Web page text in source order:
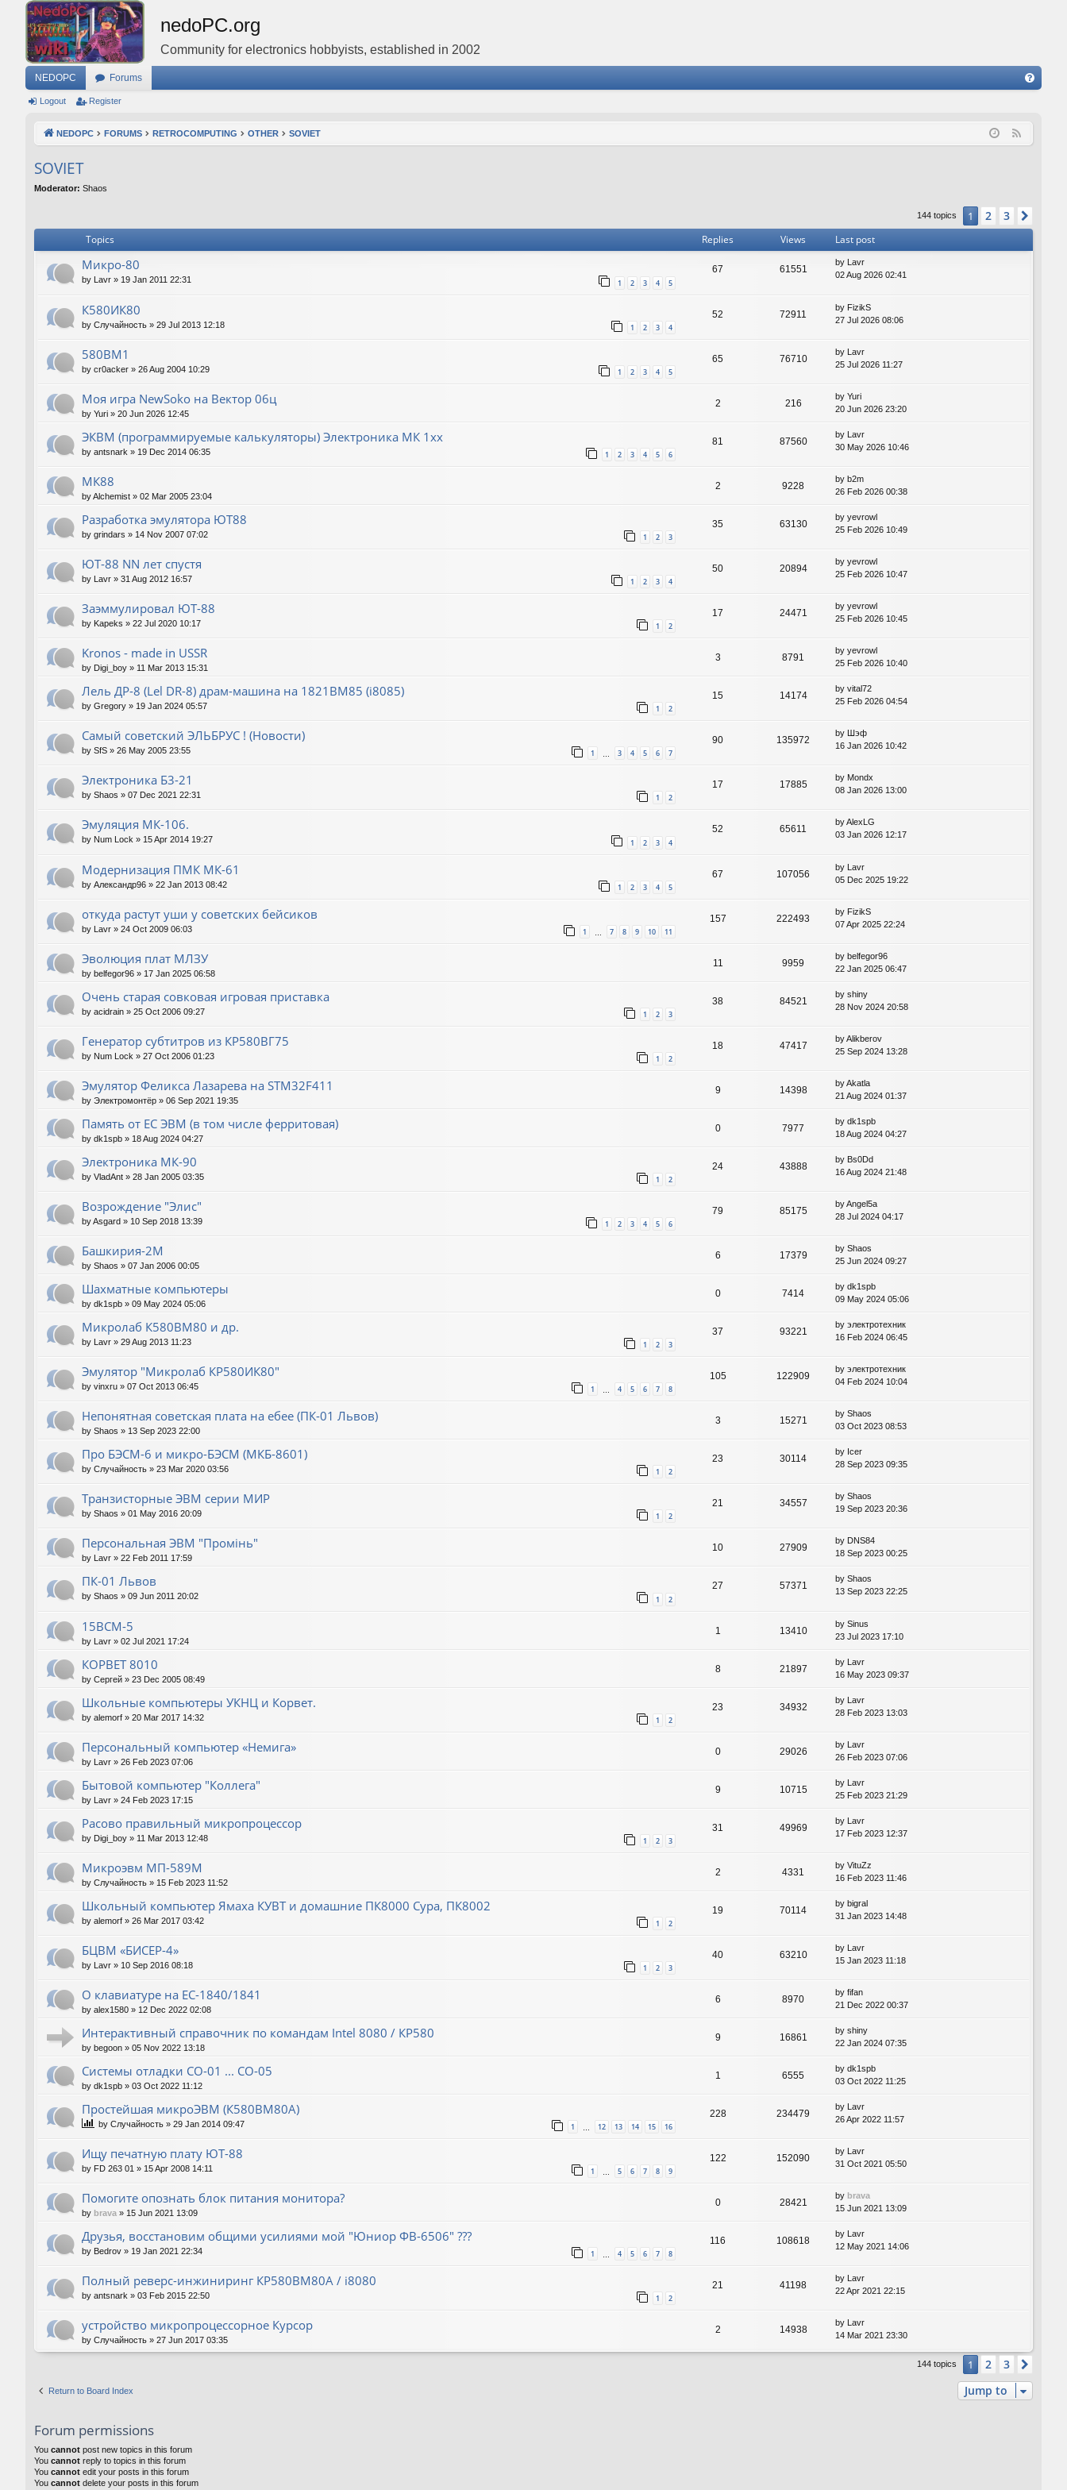
nedoPC.org
Community for electronics hobbyists, established in 2002
NEDOPC Forums
Q
Logout Register
NEDOPC FORUMS RETROCOMPUTING OTHER SOVIET
SOVIET
Moderator: Shaos
144 topics 1 2 3
Topics Replies Views Last post
Микро-80
by Lavr » 19 Jan 2011 22:31 1 2 3 4 5
67 61551
by Lavr
02 Aug 2026 02:41
К580ИК80
by Случайность » 29 Jul 2013 12:18 1 2 3 4
52 72911
by FizikS
27 Jul 2026 08:06
580ВМ1
by cr0acker » 26 Aug 2004 10:29 1 2 3 4 5
65 76710
by Lavr
25 Jul 2026 11:27
Моя игра NewSoko на Вектор 06ц
by Yuri » 20 Jun 2026 12:45
2 216
by Yuri
20 Jun 2026 23:20
ЭКВМ (программируемые калькуляторы) Электроника МК 1хх
by antsnark » 19 Dec 2014 06:35 1 2 3 4 5 6
81 87560
by Lavr
30 May 2026 10:46
МК88
byAlchemist » 02 Mar 2005 23:04
2 9228
by b2m
26 Feb 2026 00:38
Разработка эмулятора ЮТ88
by grindars » 14 Nov 2007 07:02 1 2 3
35 63130
by yevrowl
25 Feb 2026 10:49
ЮТ-88 NN лет спустя
by Lavr » 31 Aug 2012 16:57 1 2 3 4
50 20894
by yevrowl
25 Feb 2026 10:47
Заэммулировал ЮТ-88
by Kapeks » 22 Jul 2020 10:17 1 2
17 24471
by yevrowl
25 Feb 2026 10:45
Kronos - made in USSR
by Digi_boy » 11 Mar 2013 15:31
3 8791
by yevrowl
25 Feb 2026 10:40
Лель ДР-8 (Lel DR-8) драм-машина на 1821ВМ85 (i8085)
by Gregory » 19 Jan 2024 05:57 1 2
15 14174
by vital72
25 Feb 2026 04:54
Самый советский ЭЛЬБРУС ! (Новости)
by SfS » 26 May 2005 23:55 1 … 3 4 5 6 7
90 135972
by
Шэф
16 Jan 2026 10:42
Электроника Б3-21
by Shaos » 07 Dec 2021 22:31 1 2
17 17885
by Mondx
08 Jan 2026 13:00
Эмуляция МК-106.
by Num Lock » 15 Apr 2014 19:27 1 2 3 4
52 65611
byAlexLG
03 Jan 2026 12:17
Модернизация ПМК МК-61
by Александр96 » 22 Jan 2013 08:42 1 2 3 4 5
67 107056
by Lavr
05 Dec 2025 19:22
откуда растут уши у советских бейсиков
by Lavr » 24 Oct 2009 06:03 1 7 8 9 10 11
157 222493
by FizikS
07 Apr 2025 22:24
Эволюция плат МЛЗУ
by belfegor96 » 17 Jan 2025 06:58
11 9959
by belfegor96
22 Jan 2025 06:47
Очень старая совковая игровая приставка
by acidrain » 25 Oct 2006 09:27 1 2 3
38 84521
by shiny
28 Nov 2024 20:58
Генератор субтитров из КР580ВГ75
by Num Lock » 27 Oct 2006 01:23 1 2
18 47417
byAlikberov
25 Sep 2024 13:28
Эмулятор Феликса Лазарева на STM32F411
by Электромонтёр » 06 Sep 2021 19:35
9 14398
byAkatla
21 Aug 2024 01:37
Память от ЕС ЭВМ (в том числе ферритовая)
by dk1spb » 18 Aug 2024 04:27
0 7977
by dk1spb
18 Aug 2024 04:27
Электроника МК-90
by VladAnt » 28 Jan 2005 03:35 1 2
24 43888
by Bs0Dd
16 Aug 2024 21:48
Возрождение "Элис"
byAsgard » 10 Sep 2018 13:39 1 2 3 4 5 6
79 85175
byAngel5a
28 Jul 2024 04:17
Башкирия-2М
by Shaos » 07 Jan 2006 00:05
6 17379
by Shaos
25 Jun 2024 09:27
Шахматные компьютеры
by dk1spb » 09 May 2024 05:06
0 7414
by dk1spb
09 May 2024 05:06
Микролаб К580ВМ80 и др.
by Lavr » 29 Aug 2013 11:23 1 2 3
37 93221
by электротехник
16 Feb 2024 06:45
Эмулятор "Микролаб КР580ИК80"
by vinxru » 07 Oct 2013 06:45 1 … 4 5 6 7 8
105 122909
by электротехник
04 Feb 2024 10:04
Непонятная советская плата на ебее (ПК-01 Львов)
by Shaos » 13 Sep 2023 22:00
3 15271
by Shaos
03 Oct 2023 08:53
Про БЭСМ-6 и микро-БЭСМ (МКБ-8601)
by Случайность » 23 Mar 2020 03:56 1 2
23 30114
by Icer
28 Sep 2023 09:35
Транзисторные ЭВМ серии МИР
by Shaos » 01 May 2016 20:09 1 2
21 34557
by Shaos
19 Sep 2023 20:36
Персональная ЭВМ "Промiнь"
by Lavr » 22 Feb 2011 17:59
10 27909
by DNS84
18 Sep 2023 00:25
ПК-01 Львов
by Shaos » 09 Jun 2011 20:02 1 2
27 57371
by Shaos
13 Sep 2023 22:25
15ВСМ-5
by Lavr » 02 Jul 2021 17:24
1 13410
by Sinus
23 Jul 2023 17:10
КОРВЕТ 8010
by Сергей » 23 Dec 2005 08:49
8 21897
by Lavr
16 May 2023 09:37
Школьные компьютеры УКНЦ и Корвет.
by alemorf » 20 Mar 2017 14:32 1 2
23 34932
by Lavr
28 Feb 2023 13:03
Персональный компьютер «Немига»
by Lavr » 26 Feb 2023 07:06
0 29026
by Lavr
26 Feb 2023 07:06
Бытовой компьютер "Коллега"
by Lavr » 24 Feb 2023 17:15
9 10715
by Lavr
25 Feb 2023 21:29
Расово правильный микропроцессор
by Digi_boy » 11 Mar 2013 12:48 1 2 3
31 49969
by Lavr
17 Feb 2023 12:37
Микроэвм МП-589М
by Случайность » 15 Feb 2023 11:52
2 4331
by VituZz
16 Feb 2023 11:46
Школьный компьютер Ямаха КУВТ и домашние ПК8000 Сура, ПК8002
by alemorf » 26 Mar 2017 03:42 1 2
19 70114
by bigral
31 Jan 2023 14:48
БЦВМ «БИСЕР-4»
by Lavr » 10 Sep 2016 08:18 1 2 3
40 63210
by Lavr
15 Jan 2023 11:18
О клавиатуре на ЕС-1840/1841
by alex1580 » 12 Dec 2022 02:08
6 8970
by fifan
21 Dec 2022 00:37
Интерактивный справочник по командам Intel 8080 / КР580
by begoon » 05 Nov 2022 13:18
9 16861
by shiny
22 Jan 2024 07:35
Системы отладки СО-01 ... СО-05
by dk1spb » 03 Oct 2022 11:12
1 6555
by dk1spb
03 Oct 2022 11:25
Простейшая микроЭВМ (К580ВМ80А)
by Случайность » 29 Jan 2014 09:47 1 … 12 13 14 15 16
228 234479
by Lavr
26 Apr 2022 11:57
Ищу печатную плату ЮТ-88
by FD 263 01 » 15 Apr 2008 14:11 1 … 5 6 7 8 9
122 152090
by Lavr
31 Oct 2021 05:50
Помогите опознать блок питания монитора?
by brava » 15 Jun 2021 13:09
0 28421
by brava
15 Jun 2021 13:09
Друзья, восстановим общими усилиями мой "Юниор ФВ-6506" ???
by Bedrov » 19 Jan 2021 22:34 1 … 4 5 6 7 8
116 108618
by Lavr
12 May 2021 14:06
Полный реверс-инжиниринг КР580ВМ80А / i8080
by antsnark » 03 Feb 2015 22:50 1 2
21 41198
by
Lavr
22 Apr 2021 22:15
устройство микропроцессорное Курсор
by Случайность » 27 Jun 2017 03:35
2 14938
by
Lavr
14 Mar 2021 23:30
144 topics 1 2 3
Return to Board Index Jump to
Forum permissions
You cannot post new topics in this forum
You cannot reply to topics in this forum
You cannot edit your posts in this forum
You cannot delete your posts in this forum